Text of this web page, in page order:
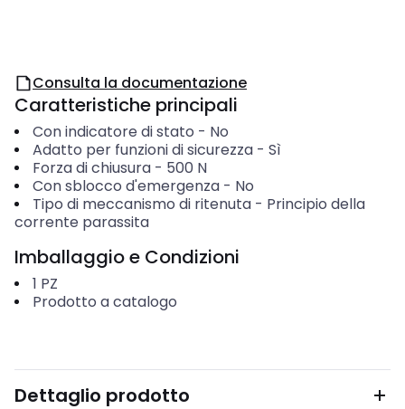
Consulta la documentazione
Caratteristiche principali
Con indicatore di stato - No
Adatto per funzioni di sicurezza- Sì
Forza di chiusura- 500 N
Con sblocco d'emergenza- No
Tipo di meccanismo di ritenuta- Principio della
corrente parassita
Imballaggio e Condizioni
1 PZ
Prodotto a catalogo
Dettaglio prodotto